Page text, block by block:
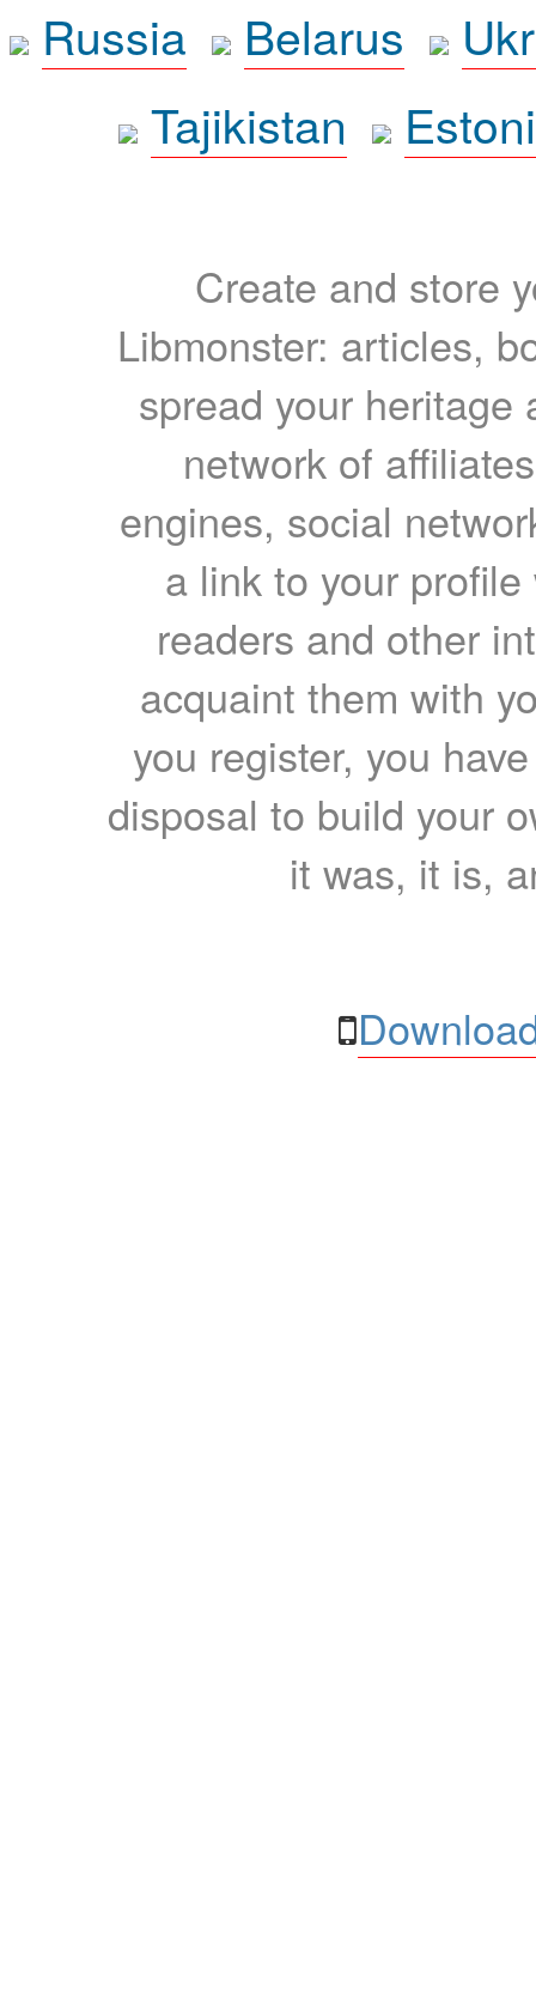
Russia
Belarus
Tajikistan
Create and store
Libmonster: articles,
spread your heritage
network of
engines, social
a link to your
readers and other
acquaint them with
you register, you
disposal to build your
it was, it is,